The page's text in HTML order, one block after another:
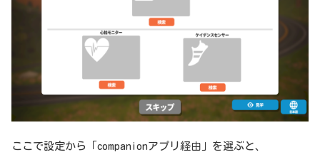
ここで設定から「companionアプリ経由」を選ぶと、